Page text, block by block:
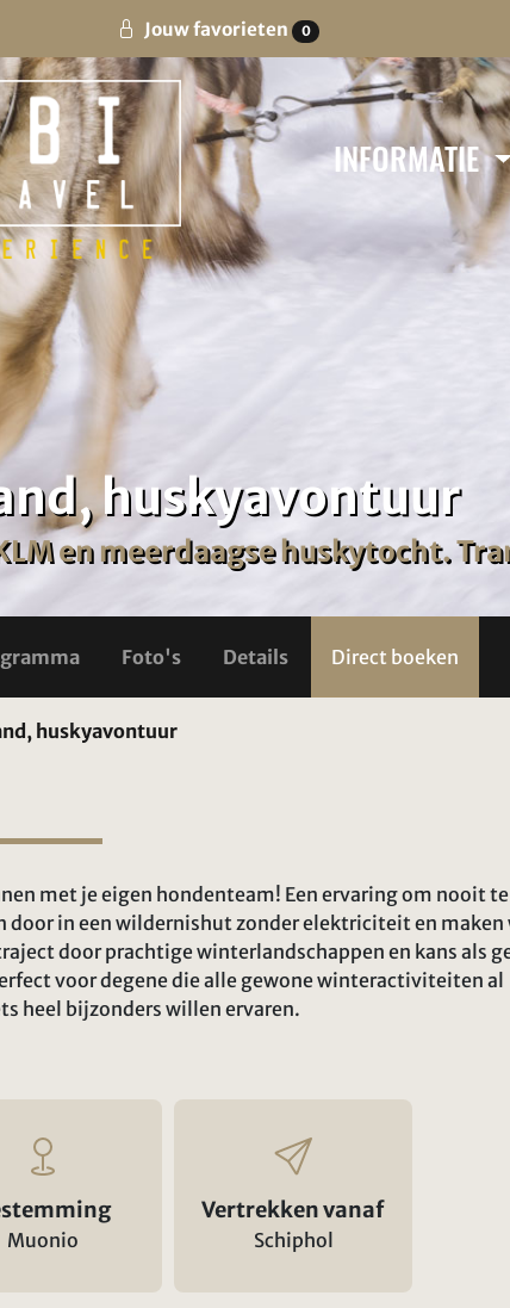
Jouw favorieten 0
INFORMATIE
huskyavontuur
en meerdaagse huskytocht.
Foto's Details Direct boeken
huskyavontuur
met je eigen hondenteam! Een ervaring om nooit te
door in een wildernishut zonder elektriciteit en maken
door prachtige winterlandschappen en kans als
voor degene die alle gewone winteractiviteiten al
heel bijzonders willen ervaren.
Muonio
Vertrekken vanaf
Schiphol